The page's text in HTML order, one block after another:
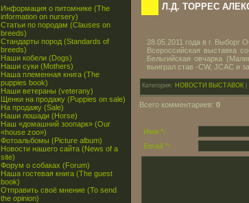
Информация о питомнике (The
information on nursery)
Статьи по породам (Clauses on
breeds)
Стандарты пород (Standards of
breeds)
Наши кобели (Dogs)
Наши суки (Mothers)
Наша племенная книга (The
puppies book)
Наши ветераны (veterany)
Щенки на продажу (Puppies on sale)
На продажу (Sale)
Наши лошади (Horse)
Наш «домашний зоопарк» (Our
«house zoo»)
Фотоальбомы (Picture album)
Новости нашего сайта (News of a
site)
Форум о собаках (Forum)
Наша гостевая книга (The guest
book)
Отправить своё мнение (To send
the opinion)
Л.Д. ТОРРЕС
28.05.2011 года в г.
Всероссийская выставка
Бельгийская овчарка
выиграл став -CW, JCAC
Категория: НОВОСТИ ВЫСТАВОК
Всего комментариев: 0
Имя *:
Email *: